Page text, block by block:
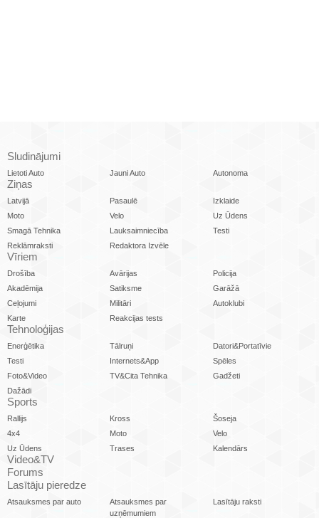
Sludinājumi
Lietoti Auto Jauni Auto Autonoma
Ziņas
Latvijā Pasaulē
Izklaide
Moto
Velo
Uz Ūdens
Smagā Tehnika
Lauksaimniecība
Testi
Reklāmraksti
Redaktora Izvēle
Vīriem
Drošība Avārijas
Policija
Akadēmija
Satiksme
Garāžā
Ceļojumi
Militāri
Autoklubi
Karte
Reakcijas tests
Tehnoloģijas
Enerģētika Tālruņi
Datori&Portatīvie
Testi
Internets&App
Spēles
Foto&Video
TV&Cita Tehnika
Gadžeti
Dažādi
Sports
Rallijs Kross
Šoseja
4x4
Moto
Velo
Uz Ūdens
Trases Kalendārs
Video&TV
Forums
Lasītāju pieredze
Atsauksmes par auto
Atsauksmes par
uzņēmumiem
Lasītāju raksti